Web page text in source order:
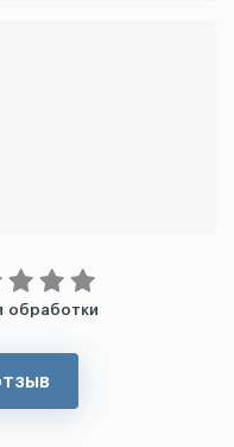
обработки